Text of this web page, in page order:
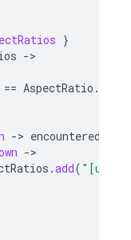
}
-
== AspectRatio .
->
-
.add(